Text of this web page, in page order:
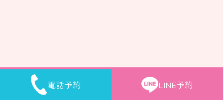
電話予約 LINE予約
Copyright © Timele Clinic